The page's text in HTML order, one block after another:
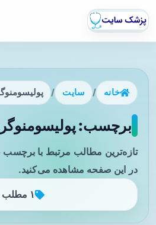
خانه / سایت /
برچسب:
تازه‌ترین مطالب مرتبط با برچسب
در این صفحه مشاهده می‌کنید.
۱ مطلب